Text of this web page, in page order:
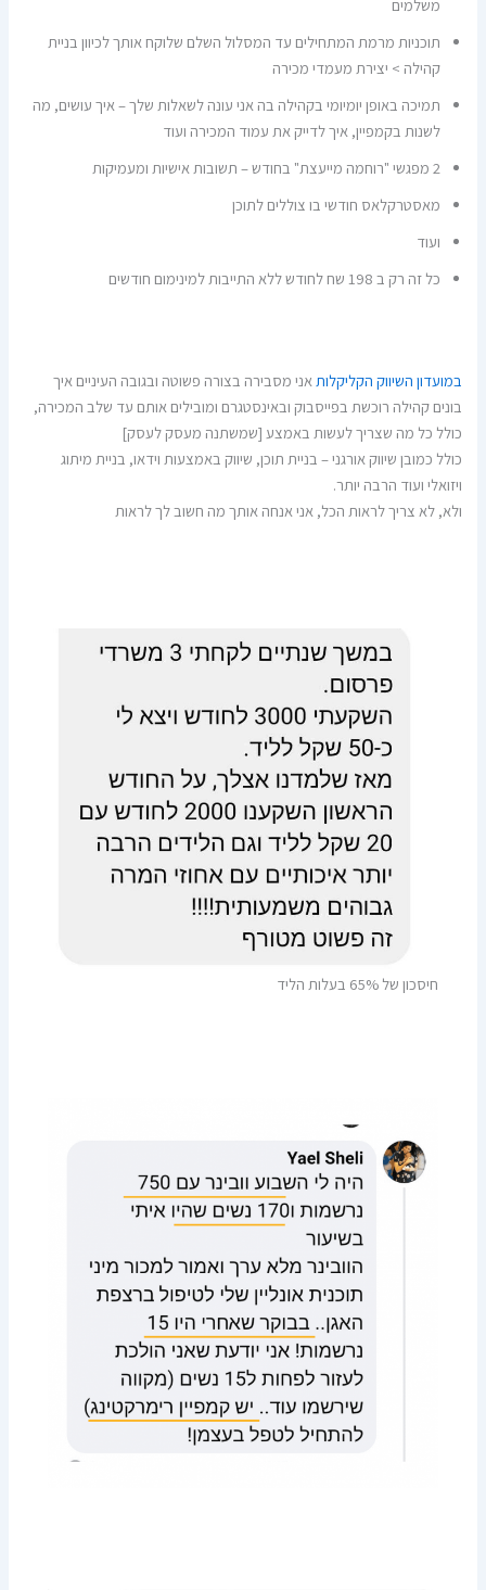
משלמים
תוכניות מרמת המתחילים עד המסלול השלם שלוקח אותך לכיוון בניית
קהילה > יצירת מעמדי מכירה
תמיכה באופן יומיומי בקהילה בה אני עונה לשאלות שלך – איך עושים, מה
לשנות בקמפיין, איך לדייק את עמוד המכירה ועוד
2 מפגשי "רוחמה מייעצת" בחודש – תשובות אישיות ומעמיקות
מאסטרקלאס חודשי בו צוללים לתוכן
ועוד
כל זה רק ב 198 שח לחודש ללא התייבות למינימום חודשים
במועדון השיווק הקליקלותאני מסבירה בצורה פשוטה ובגובה העיניים איך
בונים קהילה רוכשת בפייסבוק ובאינסטגרם ומובילים אותם עד שלב המכירה,
כולל כל מה שצריך לעשות באמצע [שמשתנה מעסק לעסק]
כולל כמובן שיווק אורגני – בניית תוכן, שיווק באמצעות וידאו, בניית מיתוג
ויזואלי ועוד הרבה יותר.
ולא, לא צריך לראות הכל, אני אנחה אותך מה חשוב לך לראות
חיסכון של 65% בעלות הליד